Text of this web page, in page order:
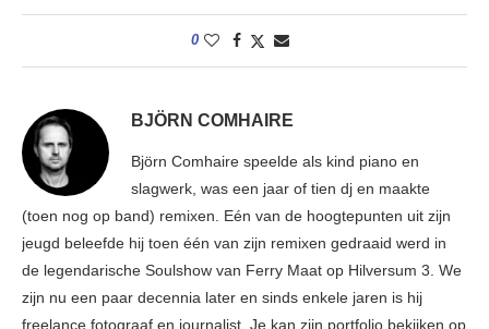
0
BJÖRN COMHAIRE
Björn Comhaire speelde als kind piano en
slagwerk, was een jaar of tien dj en maakte
(toen nog op band) remixen. Eén van de hoogtepunten uit zijn
jeugd beleefde hij toen één van zijn remixen gedraaid werd in
de legendarische Soulshow van Ferry Maat op Hilversum 3. We
zijn nu een paar decennia later en sinds enkele jaren is hij
freelance fotograaf en journalist. Je kan zijn portfolio bekijken op